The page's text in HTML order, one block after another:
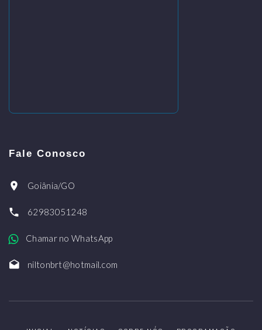
Fale Conosco
Goiânia/GO
62983051248
Chamar no WhatsApp
niltonbrt@hotmail.com